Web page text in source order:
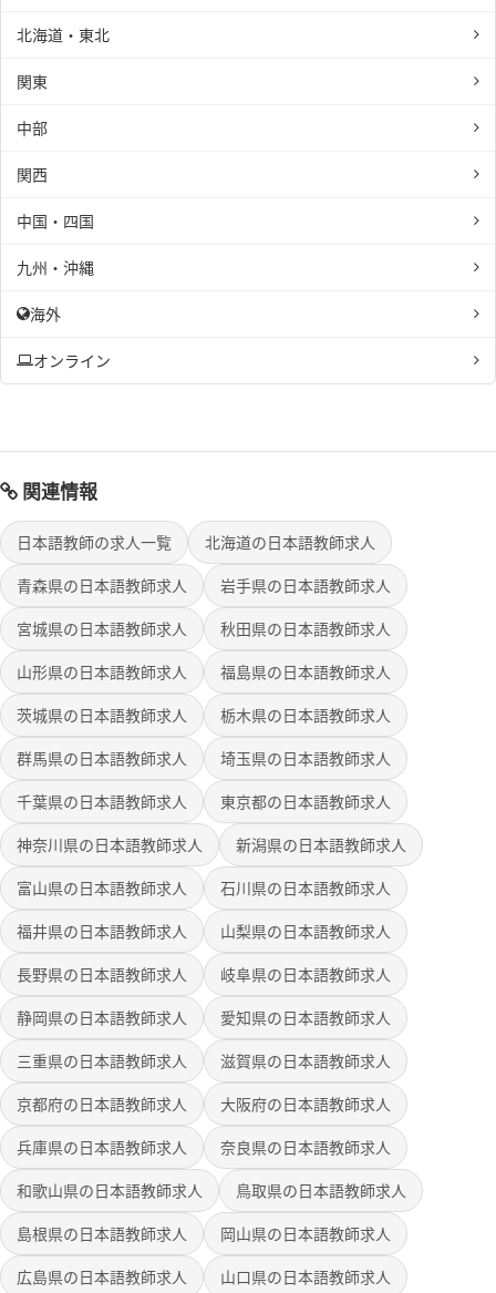
北海道・東北
関東
中部
関西
中国・四国
九州・沖縄
海外
オンライン
関連情報
日本語教師の求人一覧
北海道の日本語教師求人
青森県の日本語教師求人
岩手県の日本語教師求人
宮城県の日本語教師求人
秋田県の日本語教師求人
山形県の日本語教師求人
福島県の日本語教師求人
茨城県の日本語教師求人
栃木県の日本語教師求人
群馬県の日本語教師求人
埼玉県の日本語教師求人
千葉県の日本語教師求人
東京都の日本語教師求人
神奈川県の日本語教師求人
新潟県の日本語教師求人
富山県の日本語教師求人
石川県の日本語教師求人
福井県の日本語教師求人
山梨県の日本語教師求人
長野県の日本語教師求人
岐阜県の日本語教師求人
静岡県の日本語教師求人
愛知県の日本語教師求人
三重県の日本語教師求人
滋賀県の日本語教師求人
京都府の日本語教師求人
大阪府の日本語教師求人
兵庫県の日本語教師求人
奈良県の日本語教師求人
和歌山県の日本語教師求人
鳥取県の日本語教師求人
島根県の日本語教師求人
岡山県の日本語教師求人
広島県の日本語教師求人
山口県の日本語教師求人